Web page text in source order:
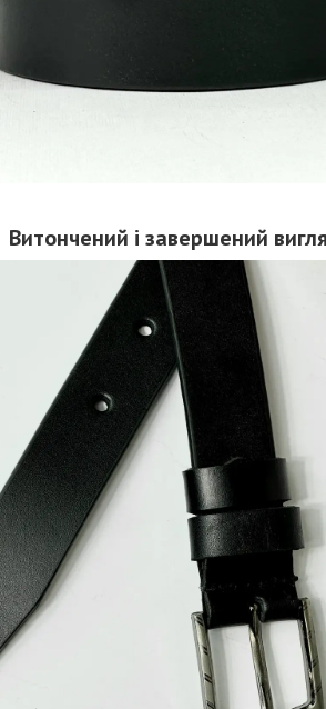
Витончений і завершений